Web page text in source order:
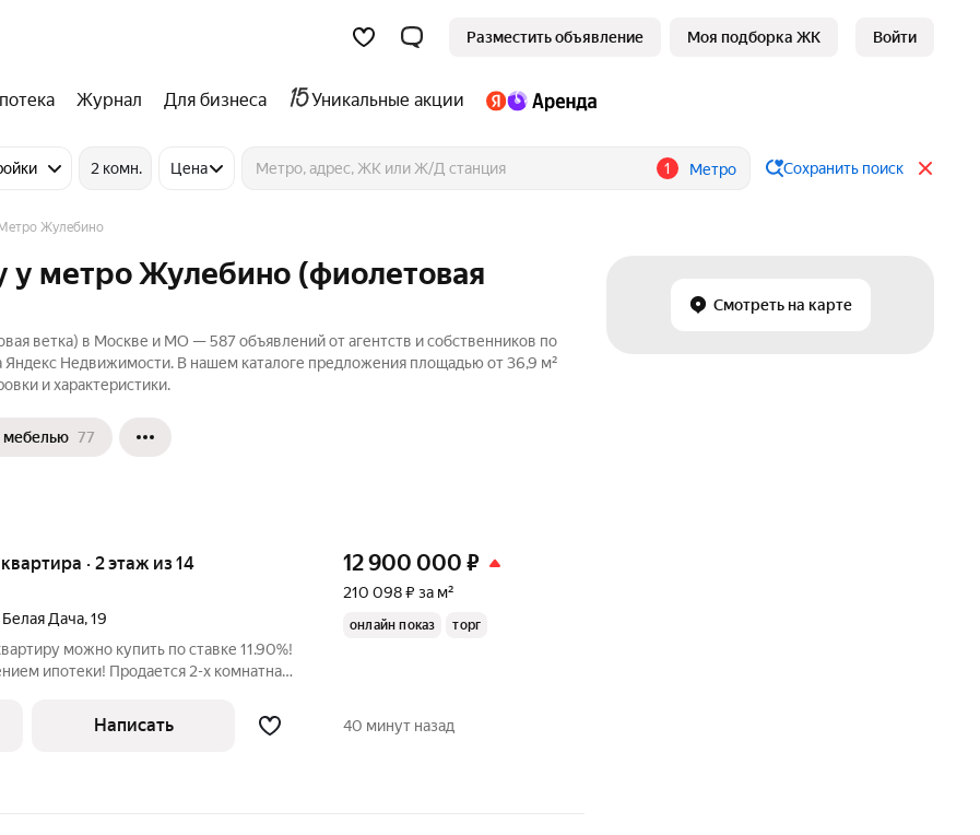
Разместить объявление Моя подборка ЖК Войти
Журнал Для бизнеса Уникальные акции
2 комн. Цена 1 Метро Сохранить поиск
Смотреть на карте
Метро Жулебино
у метро Жулебино (фиолетовая
ветка) в Москве и МО — 587 объявлений от агентств и собственников по
Недвижимости. В нашем каталоге предложения площадью от 36,9 м²
и характеристики.
мебелью 77
· 2 этаж из 14
Дача,19
можно купить по ставке 11.90%!
ипотеки! Продается 2-х комнатная
д.19. Площадь квартиры составляет
12 900 000 ₽
210 098 ₽ за м²
онлайн показ торг
Написать 40 минут назад